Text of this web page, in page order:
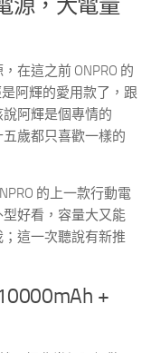
在這之前 ONPRO 的
是阿輝的愛用款了，跟
阿輝是個專情的
歲都只喜歡一樣的
的上一款行動電
好看，容量大又能
這一次聽說有新推
+